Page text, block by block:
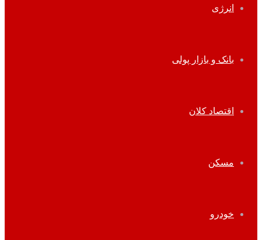
انرژی
بانک و بازار پولی
اقتصاد کلان
مسکن
خودرو